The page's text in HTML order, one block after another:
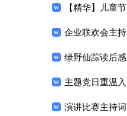
模板锦集六篇
【精华】儿童节
晚会主持词3篇
企业联欢会主持
词合集九篇
绿野仙踪读后感
15篇主题党日重温入
党誓词主持词
演讲比赛主持词